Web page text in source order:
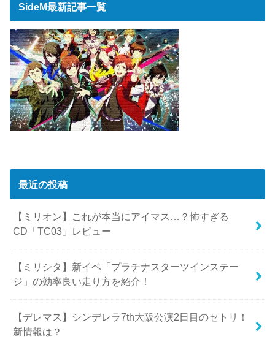
SideM最新記事一覧
最近の投稿
【ミリオン】これが本当にアイマス…？怖すぎる
CD「TC03」レビュー
【ミリシタ】新イベ「プラチナスターツインステー
ジ」の効率良い走り方を紹介！
【デレマス】シンデレラ7th大阪公演2日目のセトリ！
新情報は？